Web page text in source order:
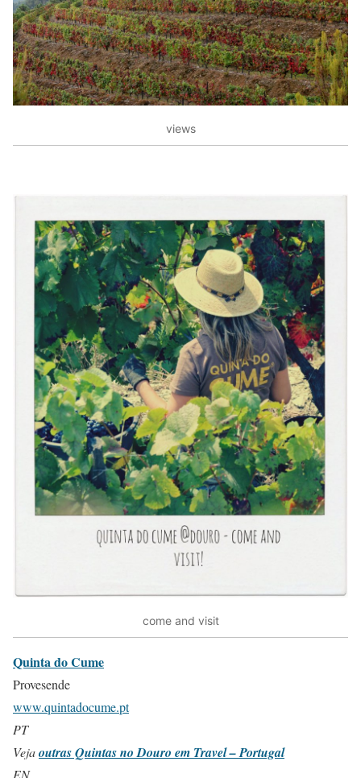
views
come and visit
Quinta do Cume
Provesende
www.quintadocume.pt
PT
Vejaoutras Quintas no Douro em Travel – Portugal
EN